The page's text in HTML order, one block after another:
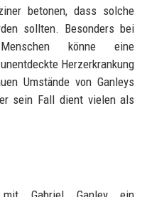
betonen, dass solche
sollten. Besonders bei
könne eine
Herzerkrankung
Umstände von Ganleys
sein Fall dient vielen als